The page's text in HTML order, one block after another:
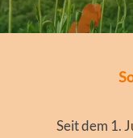
Seit dem 1.